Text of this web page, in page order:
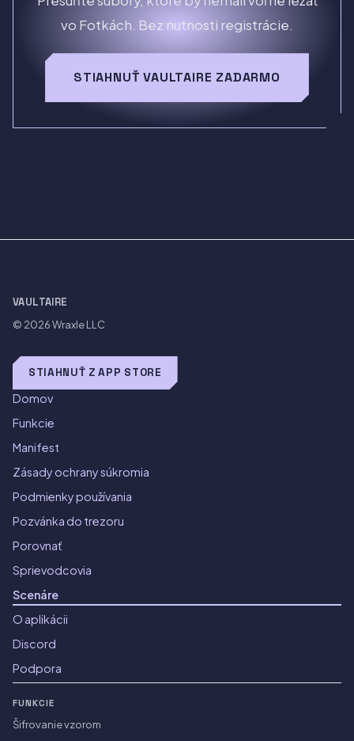
vo Fotkách. Bez nutnosti registrácie.
STIAHNUŤ VAULTAIRE ZADARMO
VAULTAIRE
© 2026Wraxle LLC
STIAHNUŤ Z APP STORE
Domov
Funkcie
Manifest
Zásady ochrany súkromia
Podmienky používania
Pozvánka do trezoru
Porovnať
Sprievodcovia
Scenáre
O aplikácii
Discord
Podpora
FUNKCIE
Šifrovanie vzorom